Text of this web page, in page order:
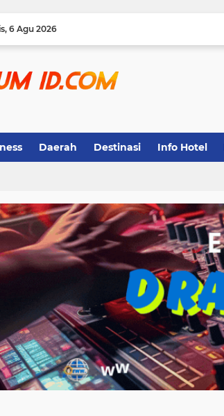
6 Agu 2026
Daerah Destinasi Info Hotel